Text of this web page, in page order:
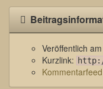
Veröffentlich am
Kurzlink: